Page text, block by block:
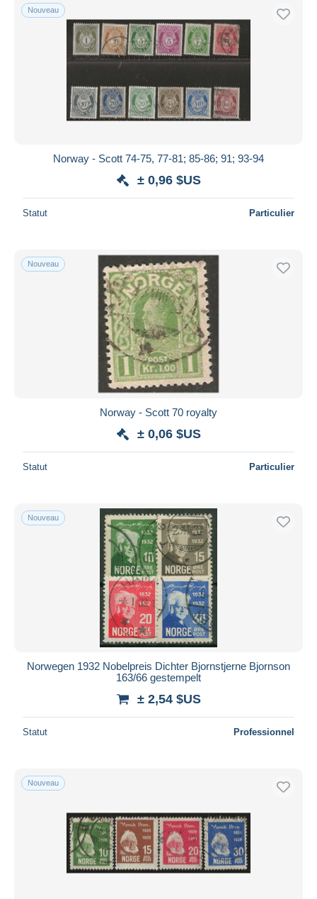
Nouveau
Norway - Scott 74-75, 77-81; 85-86; 91; 93-94
± 0,96 $US
Statut Particulier
Nouveau
Norway - Scott 70 royalty
± 0,06 $US
Statut Particulier
Nouveau
Norwegen 1932 Nobelpreis Dichter Bjornstjerne Bjornson
163/66 gestempelt
± 2,54 $US
Statut Professionnel
Nouveau